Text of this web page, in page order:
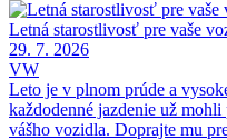
Letná starostlivosť pre vaše
29. 7. 2026
VW
Leto je v plnom prúde a
každodenné jazdenie už
vášho vozidla. Doprajte mu